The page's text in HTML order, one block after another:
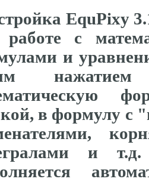
EquPixy
с
и
нажатием
в формулу с
и